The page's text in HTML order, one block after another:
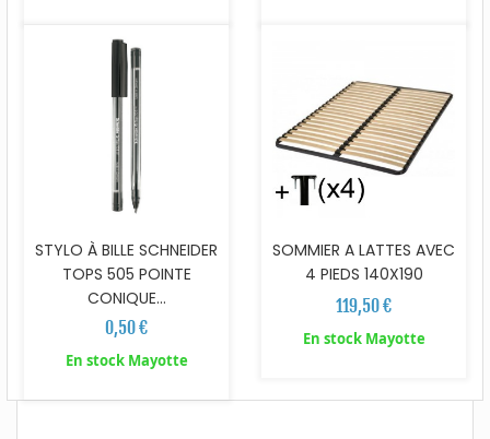
STYLO À BILLE SCHNEIDER
TOPS 505 POINTE
CONIQUE...
0,50 €
En stock Mayotte
SOMMIER A LATTES AVEC
4 PIEDS 140X190
119,50 €
En stock Mayotte